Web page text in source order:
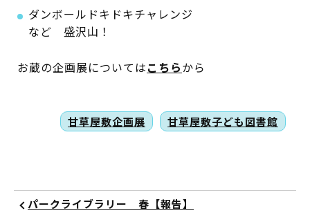
ダンボールドキドキチャレンジ
など 盛沢山！
お蔵の企画展についてはこちらから
甘草屋敷企画展 甘草屋敷子ども図書館
パークライブラリー 春【報告】
キャラクター
図書館のおしごと